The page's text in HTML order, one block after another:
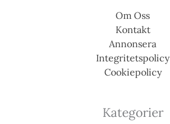
Om Oss
Kontakt
Annonsera
Integritetspolicy
Cookiepolicy
Kategorier